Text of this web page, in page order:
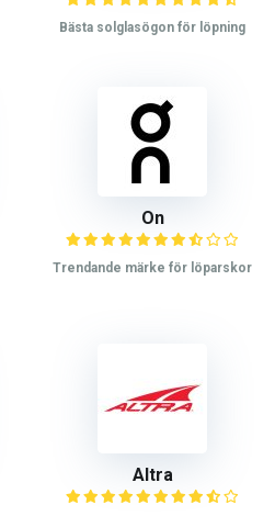
Bästa solglasögon för löpning
On
Trendande märke för löparskor
Altra